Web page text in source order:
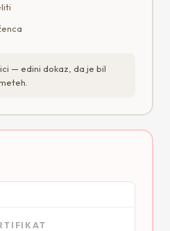
— edini dokaz, da je bil